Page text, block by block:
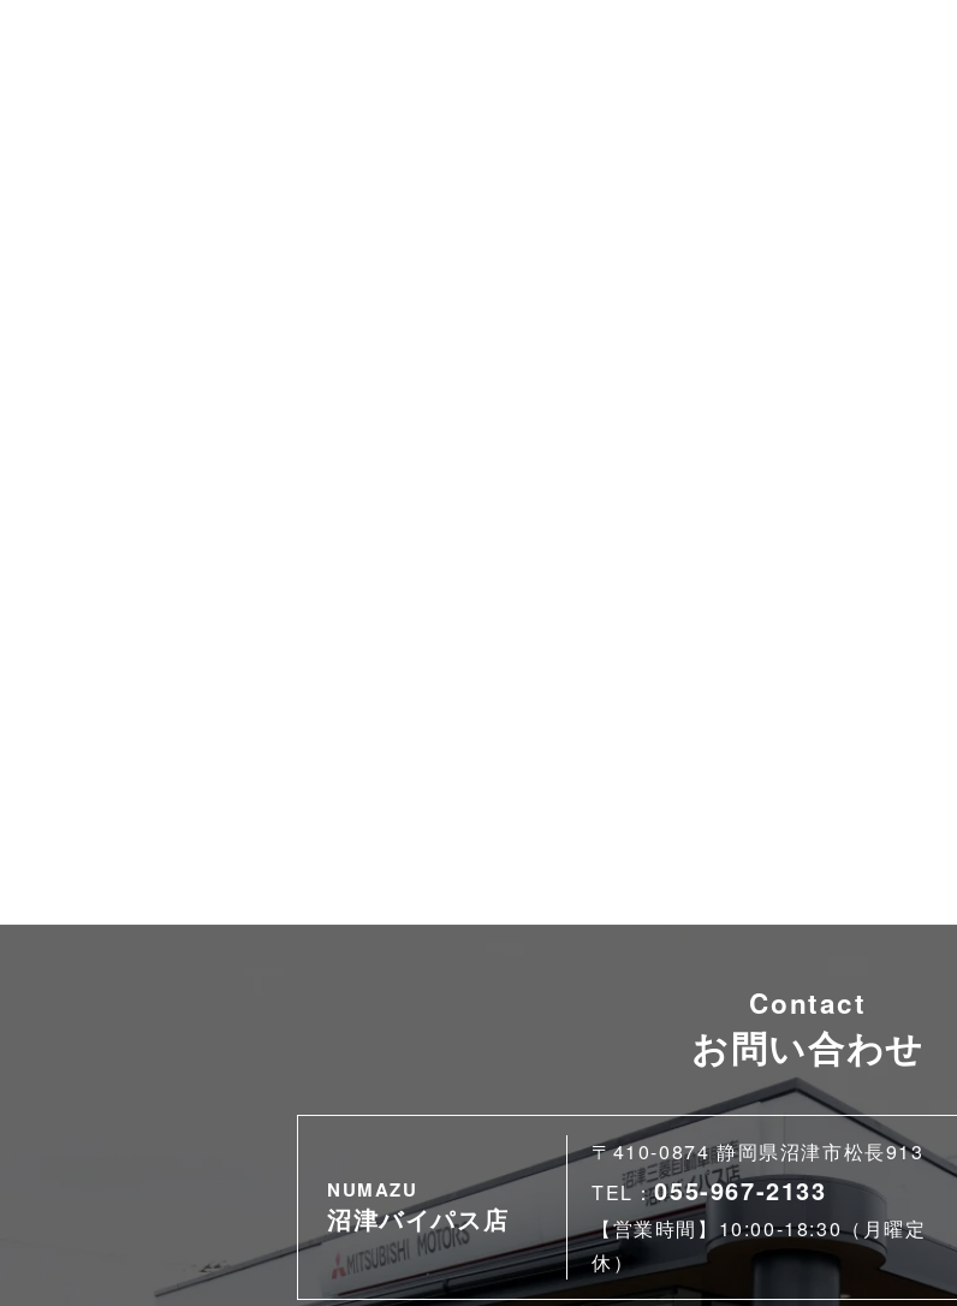
Contact
お問い合わせ
NUMAZU
沼津バイパス店
〒410-0874 静岡県沼津市松長913
TEL：055-967-2133
【営業時間】10:00-18:30（月曜定
休）